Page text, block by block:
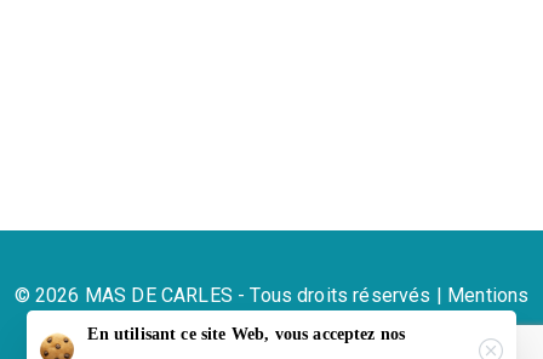
© 2026 MAS DE CARLES - Tous droits réservés |
Mentions
légales
En utilisant ce site Web, vous acceptez nos